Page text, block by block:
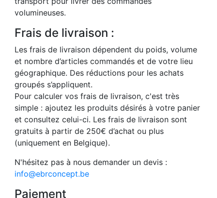
volumineuses.
Frais de livraison :
Les frais de livraison dépendent du poids, volume
et nombre d’articles commandés et de votre lieu
géographique. Des réductions pour les achats
groupés s’appliquent.
Pour calculer vos frais de livraison, c'est très
simple : ajoutez les produits désirés à votre panier
et consultez celui-ci. Les frais de livraison sont
gratuits à partir de 250€ d’achat ou plus
(uniquement en Belgique).
N'hésitez pas à nous demander un devis :
info@ebrconcept.be
Paiement